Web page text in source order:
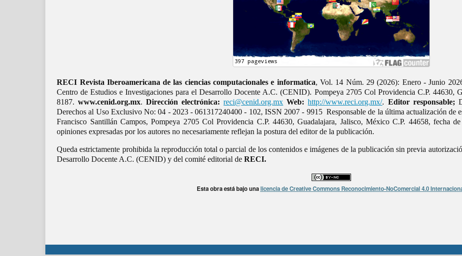
RECI Revista Iberoamericana de las ciencias computacionales e informatica, Vol. 14 Núm. 29 (2026): Enero - Junio
Centro de Estudios e Investigaciones para el Desarrollo Docente A.C. (CENID). Pompeya 2705 Col Providencia C.P. 44630,
8187.www.cenid.org.mx.Dirección electrónica: reci@cenid.org.mx Web: http://www.reci.org.mx/. Editor responsable;
Derechos al Uso Exclusivo No: 04 - 2023 - 061317240400 - 102, ISSN 2007 - 9915 Responsable de la última actualización de
Francisco Santillán Campos, Pompeya 2705 Col Providencia C.P. 44630, Guadalajara, Jalisco, México C.P. 44658, fecha
opiniones expresadas por los autores no necesariamente reflejan la postura del editor de la publicación.
Queda estrictamente prohibida la reproducción total o parcial de los contenidos e imágenes de la publicación sin previa
Desarrollo Docente A.C. (CENID) y del comité editorial deRECI.
Esta obra está bajo unalicencia de Creative Commons Reconocimiento-NoComercial 4.0